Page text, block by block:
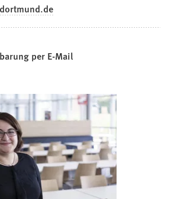
de
per E-Mail